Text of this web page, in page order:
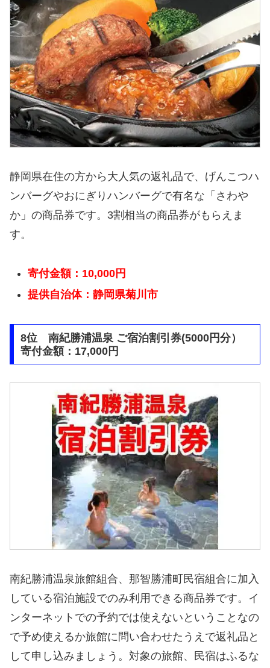
静岡県在住の方から大人気の返礼品で、げんこつハ
ンバーグやおにぎりハンバーグで有名な「さわや
か」の商品券です。3割相当の商品券がもらえま
す。
寄付金額：10,000円
提供自治体：静岡県菊川市
8位 南紀勝浦温泉 ご宿泊割引券(5000円分）
寄付金額：17,000円
南紀勝浦温泉旅館組合、那智勝浦町民宿組合に加入
している宿泊施設でのみ利用できる商品券です。イ
ンターネットでの予約では使えないということなの
で予め使えるか旅館に問い合わせたうえで返礼品と
して申し込みましょう。対象の旅館、民宿はふるな